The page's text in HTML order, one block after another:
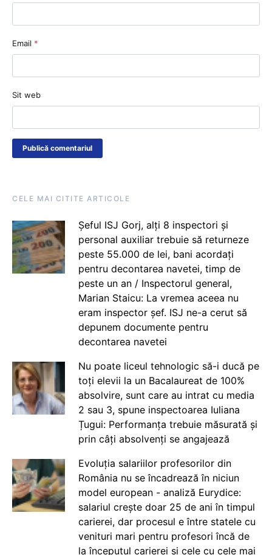
Email *
Sit web
CELE MAI CITITE ARTICOLE
Șeful ISJ Gorj, alți 8 inspectori și
personal auxiliar trebuie să returneze
peste 55.000 de lei, bani acordați
pentru decontarea navetei, timp de
peste un an / Inspectorul general,
Marian Staicu: La vremea aceea nu
eram inspector șef. ISJ ne-a cerut să
depunem documente pentru
decontarea navetei
Nu poate liceul tehnologic să-i ducă pe
toți elevii la un Bacalaureat de 100%
absolvire, sunt care au intrat cu media
2 sau 3, spune inspectoarea Iuliana
Țugui: Performanța trebuie măsurată și
prin câți absolvenți se angajează
Evoluția salariilor profesorilor din
România nu se încadrează în niciun
model european - analiză Eurydice:
salariul crește doar 25 de ani în timpul
carierei, dar procesul e între statele cu
venituri mari pentru profesori încă de
la începutul carierei și cele cu cele mai